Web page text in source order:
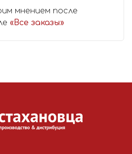
мнением после
«Все заказы»